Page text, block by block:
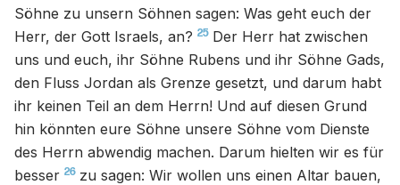
Söhne zu unsern Söhnen sagen: Was geht euch der
Herr, der Gott Israels, an? 25 Der Herr hat zwischen
uns und euch, ihr Söhne Rubens und ihr Söhne Gads,
den Fluss Jordan als Grenze gesetzt, und darum habt
ihr keinen Teil an dem Herrn! Und auf diesen Grund
hin könnten eure Söhne unsere Söhne vom Dienste
des Herrn abwendig machen. Darum hielten wir es für
besser 26 zu sagen: Wir wollen uns einen Altar bauen,